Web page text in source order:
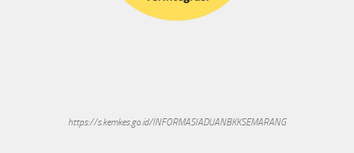
https://s.kemkes.go.id/INFORMASIADUANBKKSEMARANG